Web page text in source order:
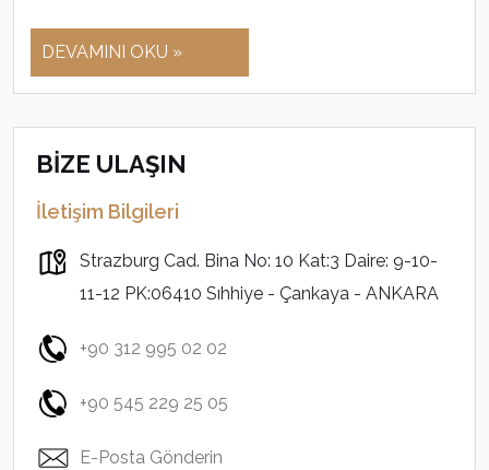
DEVAMINI OKU »
BİZE ULAŞIN
İletişim Bilgileri
Strazburg Cad. Bina No: 10 Kat:3 Daire: 9-10-
11-12 PK:06410 Sıhhiye - Çankaya - ANKARA
+90 312 995 02 02
+90 545 229 25 05
E-Posta Gönderin